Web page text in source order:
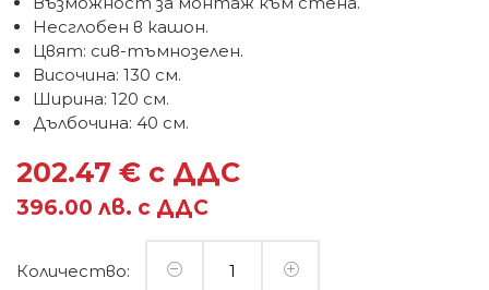
Несглобен в кашон.
Цвят: сив-тъмнозелен.
Височина: 130 см.
Ширина: 120 см.
Дълбочина: 40 см.
202.47 € с ДДС
396.00 лв. с ДДС
Количество: